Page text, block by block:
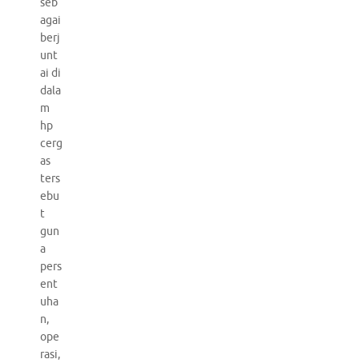
seb
agai
berj
unt
ai di
dala
m
hp
cerg
as
ters
ebu
t
gun
a
pers
ent
uha
n,
ope
rasi,